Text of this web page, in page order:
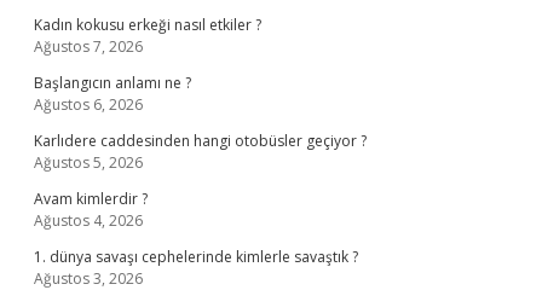
Kadın kokusu erkeği nasıl etkiler ?
Ağustos 7, 2026
Başlangıcın anlamı ne ?
Ağustos 6, 2026
Karlıdere caddesinden hangi otobüsler geçiyor ?
Ağustos 5, 2026
Avam kimlerdir ?
Ağustos 4, 2026
1. dünya savaşı cephelerinde kimlerle savaştık ?
Ağustos 3, 2026